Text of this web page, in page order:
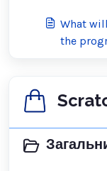
What
the